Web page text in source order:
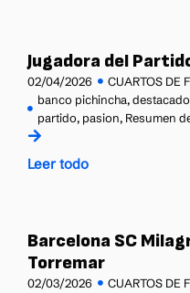
Jugadora del
02/04/2026 CUARTOS DE
banco pichincha,destacado
partido, pasion, Resumen
Leer todo
Barcelona SC
Torremar
02/03/2026
CUARTOS DE